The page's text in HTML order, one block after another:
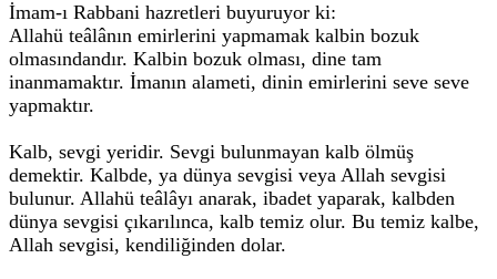
İmam-ı Rabbani hazretleri buyuruyor ki:
Allahü teâlânın emirlerini yapmamak kalbin bozuk
olmasındandır. Kalbin bozuk olması, dine tam
inanmamaktır. İmanın alameti, dinin emirlerini seve seve
yapmaktır.
Kalb, sevgi yeridir. Sevgi bulunmayan kalb ölmüş
demektir. Kalbde, ya dünya sevgisi veya Allah sevgisi
bulunur. Allahü teâlâyı anarak, ibadet yaparak, kalbden
dünya sevgisi çıkarılınca, kalb temiz olur. Bu temiz kalbe,
Allah sevgisi, kendiliğinden dolar.